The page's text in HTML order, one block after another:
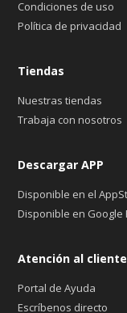
Condiciones de uso
Política de privacidad
Tiendas
Nuestras tiendas
Trabaja con nosotros
Descargar APP
Disponible en el
Disponible en Google
Atención al cliente
Portal de Ayuda
Escríbenos directo